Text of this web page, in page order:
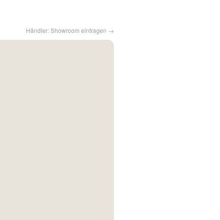
Händler: Showroom eintragen →